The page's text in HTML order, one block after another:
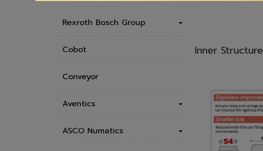
Rexroth Bosch Group
Cobot
Conveyor
Aventics
ASCO Numatics
Inner Structure